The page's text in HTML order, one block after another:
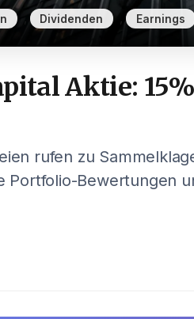
Dividenden , Earnings
Aktie:
rufen zu
Portfolio-Bewertungen